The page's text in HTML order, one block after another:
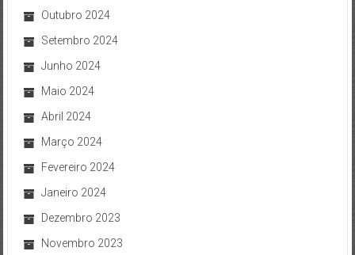
Outubro 2024
Setembro 2024
Junho 2024
Maio 2024
Abril 2024
Março 2024
Fevereiro 2024
Janeiro 2024
Dezembro 2023
Novembro 2023